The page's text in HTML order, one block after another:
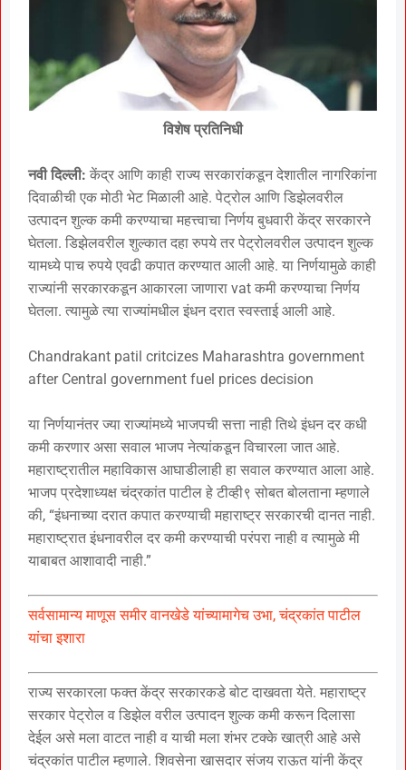
विशेष प्रतिनिधी
नवी दिल्ली: केंद्र आणि काही राज्य सरकारांकडून देशातील नागरिकांना
दिवाळीची एक मोठी भेट मिळाली आहे. पेट्रोल आणि डिझेलवरील
उत्पादन शुल्क कमी करण्याचा महत्त्वाचा निर्णय बुधवारी केंद्र सरकारने
घेतला. डिझेलवरील शुल्कात दहा रुपये तर पेट्रोलवरील उत्पादन शुल्क
यामध्ये पाच रुपये एवढी कपात करण्यात आली आहे. या निर्णयामुळे काही
राज्यांनी सरकारकडून आकारला जाणारा vat कमी करण्याचा निर्णय
घेतला. त्यामुळे त्या राज्यांमधील इंधन दरात स्वस्ताई आली आहे.
Chandrakant patil critcizes Maharashtra government
after Central government fuel prices decision
या निर्णयानंतर ज्या राज्यांमध्ये भाजपची सत्ता नाही तिथे इंधन दर कधी
कमी करणार असा सवाल भाजप नेत्यांकडून विचारला जात आहे.
महाराष्ट्रातील महाविकास आघाडीलाही हा सवाल करण्यात आला आहे.
भाजप प्रदेशाध्यक्ष चंद्रकांत पाटील हे टीव्ही९ सोबत बोलताना म्हणाले
की, “इंधनाच्या दरात कपात करण्याची महाराष्ट्र सरकारची दानत नाही.
महाराष्ट्रात इंधनावरील दर कमी करण्याची परंपरा नाही व त्यामुळे मी
याबाबत आशावादी नाही.”
सर्वसामान्य माणूस समीर वानखेडे यांच्यामागेच उभा, चंद्रकांत पाटील
यांचा इशारा
राज्य सरकारला फक्त केंद्र सरकारकडे बोट दाखवता येते. महाराष्ट्र
सरकार पेट्रोल व डिझेल वरील उत्पादन शुल्क कमी करून दिलासा
देईल असे मला वाटत नाही व याची मला शंभर टक्के खात्री आहे असे
चंद्रकांत पाटील म्हणाले. शिवसेना खासदार संजय राऊत यांनी केंद्र